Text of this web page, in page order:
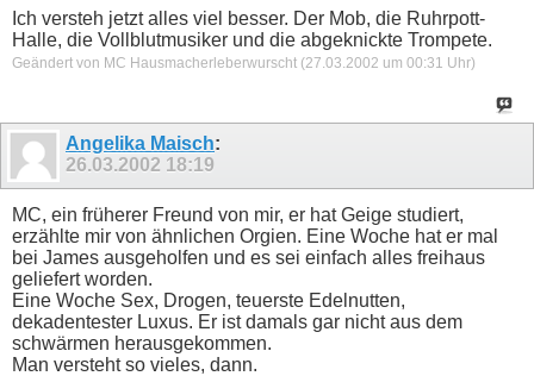
Ich versteh jetzt alles viel besser. Der Mob, die Ruhrpott-
Halle, die Vollblutmusiker und die abgeknickte Trompete.
Geändert von MC Hausmacherleberwurscht (27.03.2002 um 00:31 Uhr)
Angelika Maisch:
26.03.2002 18:19
MC, ein früherer Freund von mir, er hat Geige studiert,
erzählte mir von ähnlichen Orgien. Eine Woche hat er mal
bei James ausgeholfen und es sei einfach alles freihaus
geliefert worden.
Eine Woche Sex, Drogen, teuerste Edelnutten,
dekadentester Luxus. Er ist damals gar nicht aus dem
schwärmen herausgekommen.
Man versteht so vieles, dann.